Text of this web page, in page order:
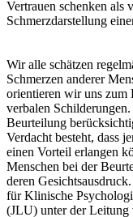
Vertrauen schenken als
Schmerzdarstellung
Wir alle schätzen
Schmerzen anderer
orientieren wir uns zum
verbalen
Beurteilung
Verdacht besteht, dass
einen Vorteil erlangen
Menschen bei der
deren
für Klinische
(JLU) unter der Leitung